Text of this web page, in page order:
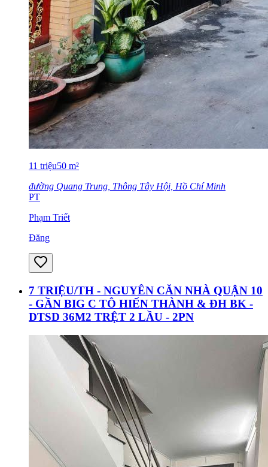
11 triệu50 m²
đường Quang Trung, Thông Tây Hội, Hồ Chí Minh
PT
Phạm Triết
Đăng
7 TRIỆU/TH - NGUYÊN CĂN NHÀ QUẬN 10
- GẦN BIG C TÔ HIẾN THÀNH & ĐH BK -
DTSD 36M2 TRỆT 2 LẦU - 2PN